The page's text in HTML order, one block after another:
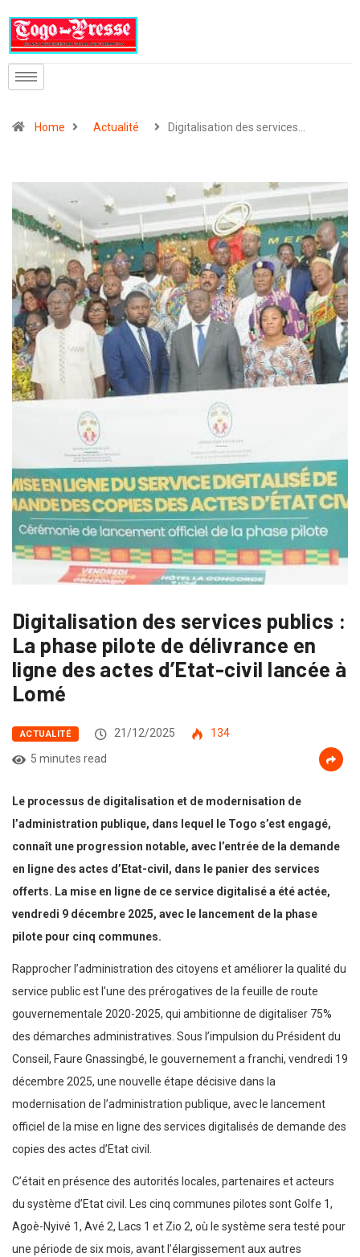
Home Actualité Digitalisation des services…
Digitalisation des services publics :
La phase pilote de délivrance en
ligne des actes d’Etat-civil lancée à
Lomé
ACTUALITÉ 21/12/2025
134
5 minutes read
Le processus de digitalisation et de modernisation de
l’administration publique, dans lequel le Togo s’est engagé,
connaît une progression notable, avec l’entrée de la demande
en ligne des actes d’Etat-civil, dans le panier des services
offerts. La mise en ligne de ce service digitalisé a été actée,
vendredi 9 décembre 2025, avec le lancement de la phase
pilote pour cinq communes.
Rapprocher l’administration des citoyens et améliorer la qualité du
service public est l’une des prérogatives de la feuille de route
gouvernementale 2020-2025, qui ambitionne de digitaliser 75%
des démarches administratives. Sous l’impulsion du Président du
Conseil, Faure Gnassingbé, le gouvernement a franchi, vendredi 19
décembre 2025, une nouvelle étape décisive dans la
modernisation de l’administration publique, avec le lancement
officiel de la mise en ligne des services digitalisés de demande des
copies des actes d’Etat civil.
C’était en présence des autorités locales, partenaires et acteurs
du système d’Etat civil. Les cinq communes pilotes sont Golfe 1,
Agoè-Nyivé 1, Avé 2, Lacs 1 et Zio 2, où le système sera testé pour
une période de six mois, avant l’élargissement aux autres